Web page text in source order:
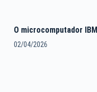
O microcomputador
02/04/2026